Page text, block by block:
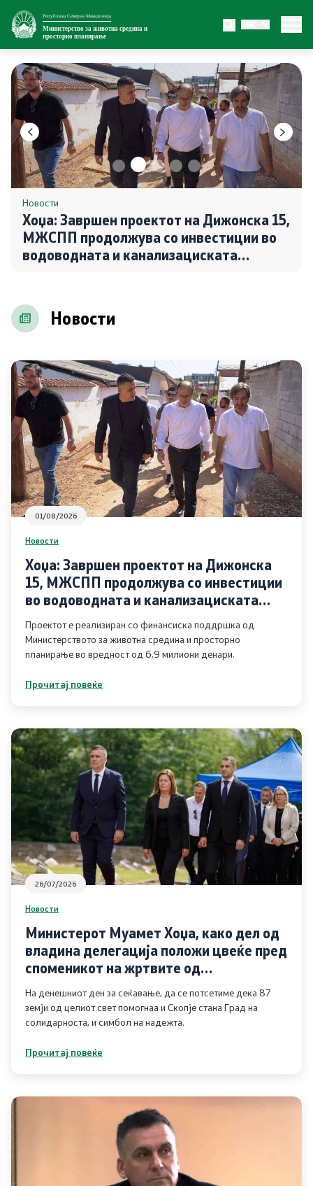
Република Северна Македонија
Министерство за животна средина и
просторно планирање
MK
Министерство
За министерството
Внатрешна организација
Сектори
Органи во состав
Транспарентност
Односи со јавност
Соопштенија
Позитивна промена
Регулатива
Законодавство
Конвенции
Стратегии
Програми
Планови
Регистри
Листа согласно закон за квалитет на воздух
Информации
Национални извештаи
Меѓународни извештаи
е-Портали
Проекти
Услуги
EXIM
Просторно планирање
Новости
Хоџа: Завршен проектот на Дижонска 15,
МЖСПП продолжува со инвестиции во
водоводната и канализациската
Новости
01/08/2026
Новости
Хоџа: Завршен проектот на Дижонска
15, МЖСПП продолжува со инвестиции
во водоводната и канализациската
инфраструктура во Чаир
Проектот е реализиран со финансиска поддршка од
Министерството за животна средина и просторно
планирање во вредност од 6,9 милиони денари.
Прочитај повеќе
26/07/2026
Новости
Министерот Муамет Хоџа, како дел од
владина делегација положи цвеќе пред
споменикот на жртвите од
катастрофалниот земјотрес
На денешниот ден за сеќавање, да се потсетиме дека 87
земји од целиот свет помогнаа и Скопје стана Град на
солидарноста, и симбол на надежта.
Прочитај повеќе